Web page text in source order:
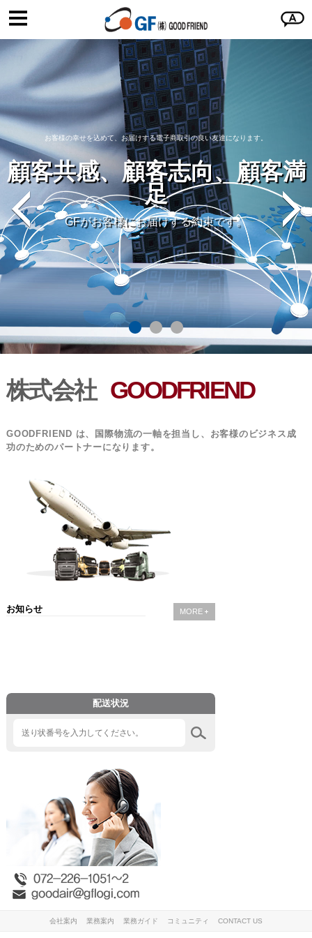
顧客共感、顧客志向、顧客満
足
お客様の幸せを込めて、お届けする電子商取引の良い友達になります。
GFがお客様にお届けする約束です。
株式会社 GOODFRIEND
GOODFRIEND は、国際物流の一軸を担当し、お客様のビジネス成
功のためのパートナーになります。
お知らせ MORE
配送状況
会社案内 業務案内 業務ガイド コミュニティ CONTACT US